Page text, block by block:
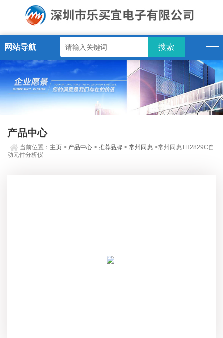
网站导航
产品中心
当前位置： 主页 > 产品中心 >推荐品牌 >常州同惠 >常州同惠TH2829C自
动元件分析仪